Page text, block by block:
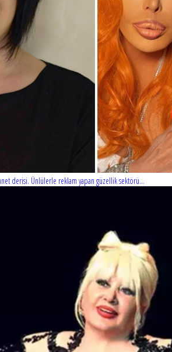
derisi. Ünlülerle reklam yapan güzellik sektörü...